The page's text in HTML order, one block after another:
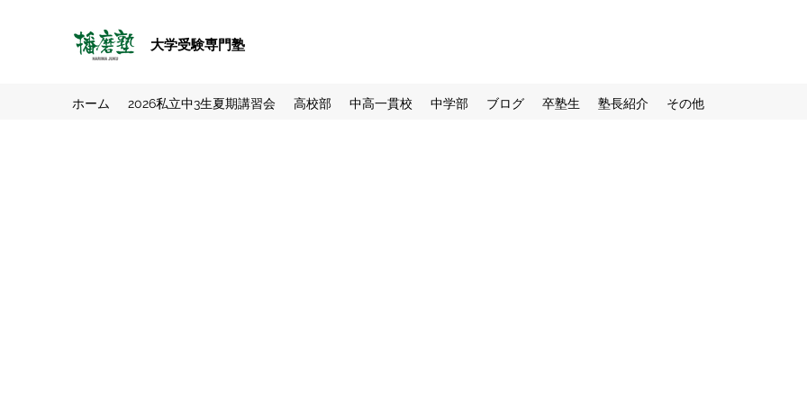
大学受験専門塾
ホーム 2026私立中3生夏期講習会 高校部 中高一貫校 中学部 ブログ 卒塾生 塾長紹介 その他